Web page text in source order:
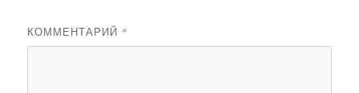
КОММЕНТАРИЙ *